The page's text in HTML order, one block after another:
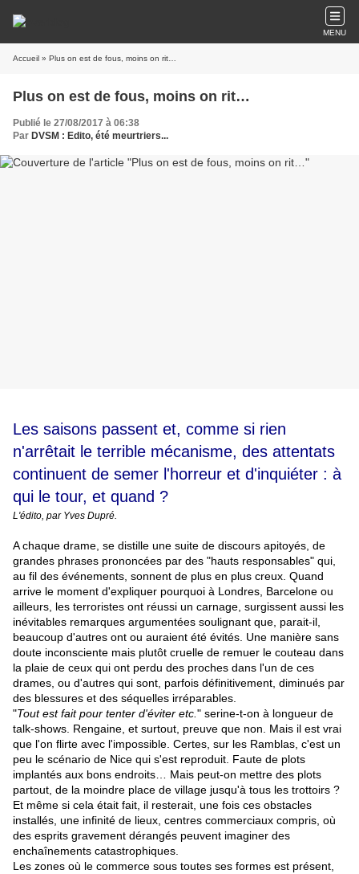
MENU
Accueil » Plus on est de fous, moins on rit…
Plus on est de fous, moins on rit…
Publié le 27/08/2017 à 06:38
Par DVSM : Edito, été meurtriers...
Les saisons passent et, comme si rien
n'arrêtait le terrible mécanisme, des attentats
continuent de semer l'horreur et d'inquiéter : à
qui le tour, et quand ?
L'édito, par Yves Dupré.
A chaque drame, se distille une suite de discours apitoyés, de
grandes phrases prononcées par des "hauts responsables" qui,
au fil des événements, sonnent de plus en plus creux. Quand
arrive le moment d'expliquer pourquoi à Londres, Barcelone ou
ailleurs, les terroristes ont réussi un carnage, surgissent aussi les
inévitables remarques argumentées soulignant que, parait-il,
beaucoup d'autres ont ou auraient été évités. Une manière sans
doute inconsciente mais plutôt cruelle de remuer le couteau dans
la plaie de ceux qui ont perdu des proches dans l'un de ces
drames, ou d'autres qui sont, parfois définitivement, diminués par
des blessures et des séquelles irréparables.
"Tout est fait pour tenter d'éviter etc. " serine-t-on à longueur de
talk-shows. Rengaine, et surtout, preuve que non. Mais il est vrai
que l'on flirte avec l'impossible. Certes, sur les Ramblas, c'est un
peu le scénario de Nice qui s'est reproduit. Faute de plots
implantés aux bons endroits… Mais peut-on mettre des plots
partout, de la moindre place de village jusqu'à tous les trottoirs ?
Et même si cela était fait, il resterait, une fois ces obstacles
installés, une infinité de lieux, centres commerciaux compris, où
des esprits gravement dérangés peuvent imaginer des
enchaînements catastrophiques.
Les zones où le commerce sous toutes ses formes est présent,